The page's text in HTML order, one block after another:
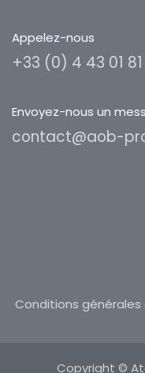
Appelez-nous
+33 (0) 4 43 01
Envoyez-nous un
contact@aob-
Conditions
Copyright ©